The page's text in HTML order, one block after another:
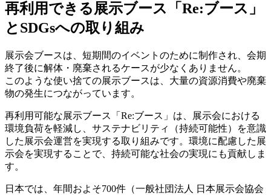
再利用できる展示ブース「Re:ブース」
とSDGsへの取り組み
展示会ブースは、短期間のイベントのために制作され、会期
終了後に解体・廃棄されるケースが少なくありません。
このような使い捨ての展示ブースは、大量の資源消費や廃棄
物の発生につながっています。
再利用可能な展示ブース「Re:ブース」は、展示会における
環境負荷を軽減し、サステナビリティ（持続可能性）を意識
した展示会運営を実現する取り組みです。環境に配慮した展
示会を実現することで、持続可能な社会の実現にも貢献しま
す。
日本では、年間およそ700件（一般社団法人 日本展示会協会